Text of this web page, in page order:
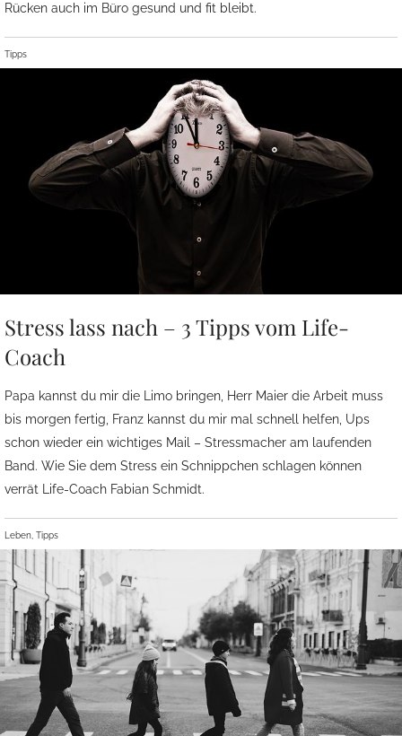
Rücken auch im Büro gesund und fit bleibt.
Tipps
Stress lass nach – 3 Tipps vom Life-
Coach
Papa kannst du mir die Limo bringen, Herr Maier die Arbeit muss
bis morgen fertig, Franz kannst du mir mal schnell helfen, Ups
schon wieder ein wichtiges Mail – Stressmacher am laufenden
Band. Wie Sie dem Stress ein Schnippchen schlagen können
verrät Life-Coach Fabian Schmidt.
Leben, Tipps